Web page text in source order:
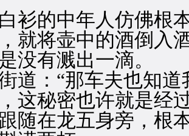
的中年人仿佛根本
就将壶中的酒倒入
有溅出一滴。
：“那车夫也知道
这秘密也许就是经
随在龙五身旁，根